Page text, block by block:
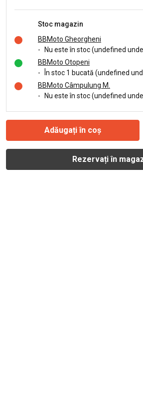
Stoc magazin
BBMoto Gheorgheni
-
Nu este în stoc (undefined
BBMoto Otopeni
-
În stoc 1 bucată (undefined
BBMoto Câmpulung M.
-
Nu este în stoc (undefined
Adăugați în coș
Rezervați în